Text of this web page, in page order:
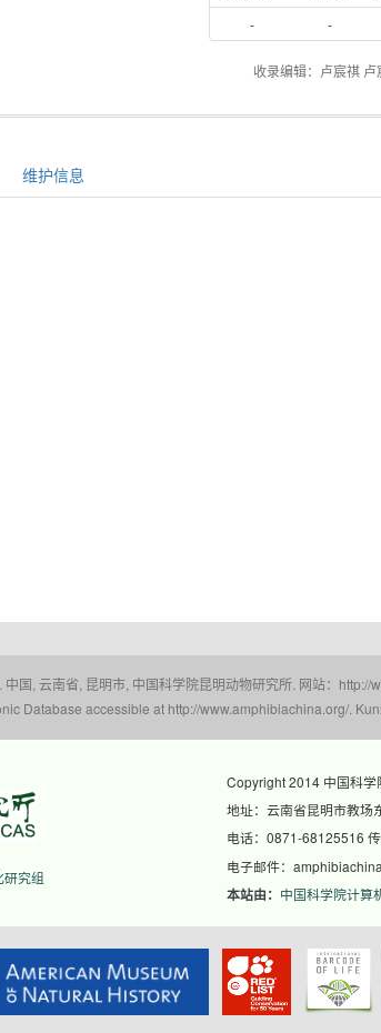
- -
收录编辑：卢宸祺 卢
维护信息
中国, 云南省, 昆明市, 中国科学院昆明动物研究所. 网站：http://
Database accessible at http://www.amphibiachina.org/.
究组
Copyright 2014 中国科
地址：云南省昆明市教场
电话：0871-68125516
电子邮件：
本站由： 中国科学院计算